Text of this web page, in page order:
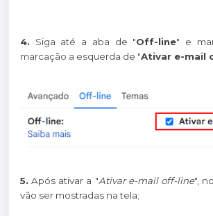
4. Siga até a aba de "Off-line" e
marcação a esquerda de "Ativar e-mail
5. Após ativar a "Ativar e-mail off-line",
vão ser mostradas na tela;